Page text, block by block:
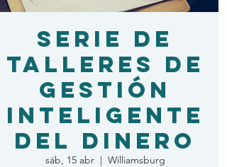
Serie de
talleres de
gestión
inteligente
del dinero
sáb, 15 abr
  |
Williamsburg